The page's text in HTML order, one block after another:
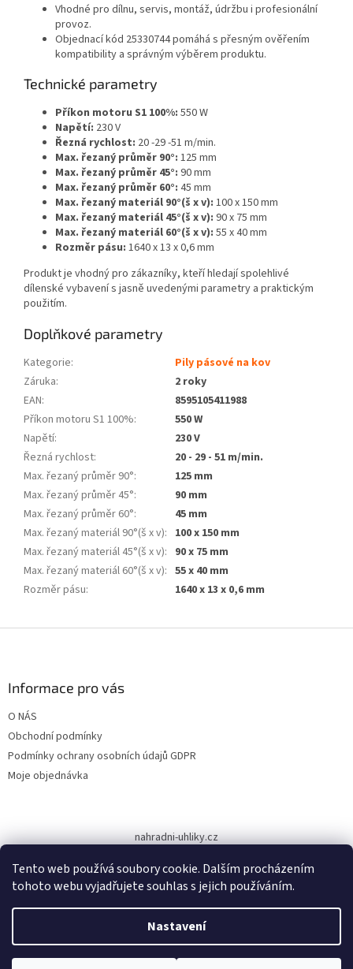
Tento web používá soubory cookie. Dalším procházením
tohoto webu vyjadřujete souhlas s jejich používáním.
Nastavení
Vhodné pro dílnu, servis, montáž, údržbu i profesionální
provoz.
Objednací kód 25330744 pomáhá s přesným ověřením
kompatibility a správným výběrem produktu.
Technické parametry
Příkon motoru S1 100%: 550 W
Napětí: 230 V
Řezná rychlost: 20 -29 -51 m/min.
Max. řezaný průměr 90°: 125 mm
Max. řezaný průměr 45°: 90 mm
Max. řezaný průměr 60°: 45 mm
Max. řezaný materiál 90°(š x v): 100 x 150 mm
Max. řezaný materiál 45°(š x v): 90 x 75 mm
Max. řezaný materiál 60°(š x v): 55 x 40 mm
Rozměr pásu: 1640 x 13 x 0,6 mm
Produkt je vhodný pro zákazníky, kteří hledají spolehlivé
dílenské vybavení s jasně uvedenými parametry a praktickým
použitím.
Doplňkové parametry
Kategorie:
Pily pásové na kov
Záruka:
2 roky
EAN:
8595105411988
Příkon motoru S1 100%:
550 W
Napětí:
230 V
Řezná rychlost:
20 - 29 - 51 m/min.
Max. řezaný průměr 90°:
125 mm
Max. řezaný průměr 45°:
90 mm
Max. řezaný průměr 60°:
45 mm
Max. řezaný materiál 90°(š x v): 100 x 150 mm
Max. řezaný materiál 45°(š x v): 90 x 75 mm
Max. řezaný materiál 60°(š x v): 55 x 40 mm
Rozměr pásu: 1640 x 13 x 0,6 mm
Informace pro vás
O NÁS
Obchodní podmínky
Podmínky ochrany osobních údajů GDPR
Moje objednávka
nahradni-uhliky.cz
Copyright 2026www.dodilny.cz. Všechna práva vyhrazena.Upravit